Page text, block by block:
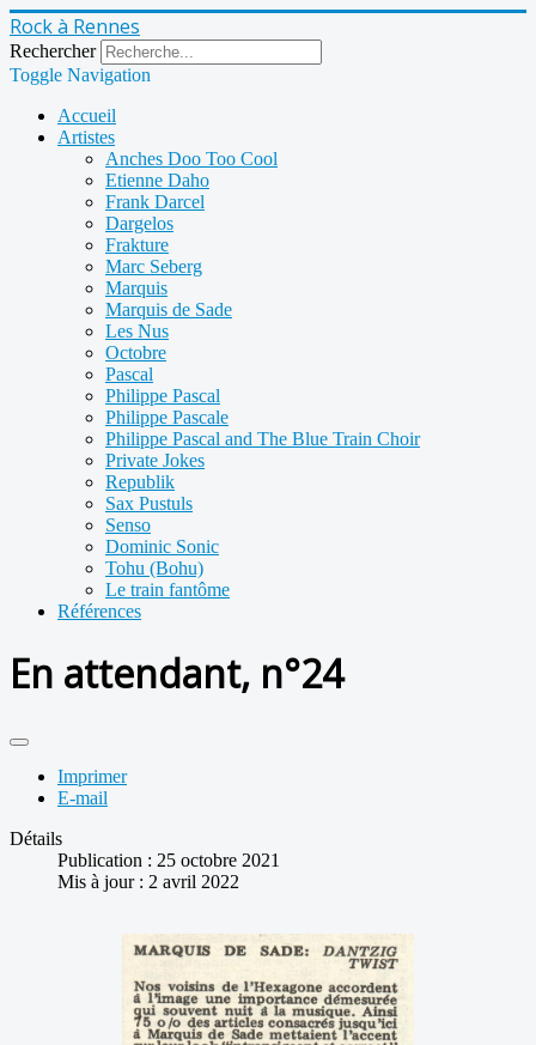
Rock à Rennes
Rechercher
Toggle Navigation
Accueil
Artistes
Anches Doo Too Cool
Etienne Daho
Frank Darcel
Dargelos
Frakture
Marc Seberg
Marquis
Marquis de Sade
Les Nus
Octobre
Pascal
Philippe Pascal
Philippe Pascale
Philippe Pascal and The Blue Train Choir
Private Jokes
Republik
Sax Pustuls
Senso
Dominic Sonic
Tohu (Bohu)
Le train fantôme
Références
En attendant, n°24
Imprimer
E-mail
Détails
Publication : 25 octobre 2021
Mis à jour : 2 avril 2022